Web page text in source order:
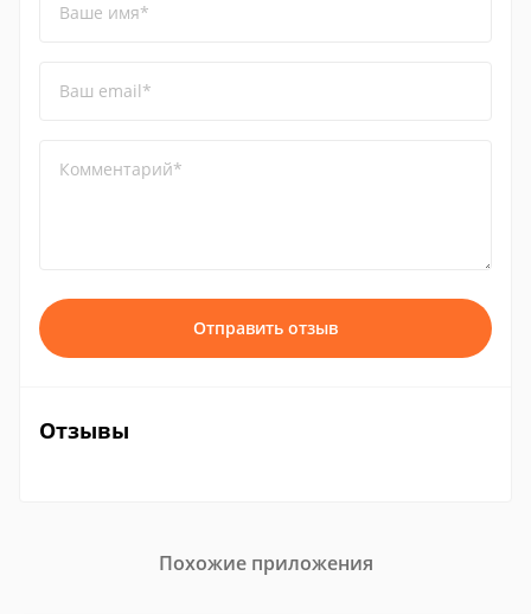
Ваше имя*
Ваш email*
Комментарий*
Отправить отзыв
Отзывы
Похожие приложения